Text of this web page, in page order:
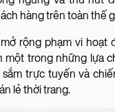
hàng trên toàn thế
rộng phạm vi hoạt
một trong những lựa
trực tuyến và
lẻ thời trang.